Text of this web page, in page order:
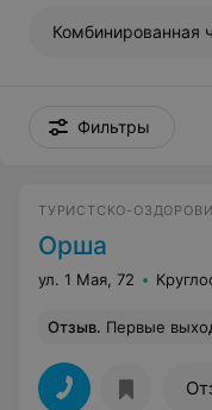
Комбинированная
Фильтры
ТУРИСТСКО-
Орша
ул. 1 Мая, 72
Отзыв. Первые выходные лета вместе с Беларустурист «Орша» провели члены первичной